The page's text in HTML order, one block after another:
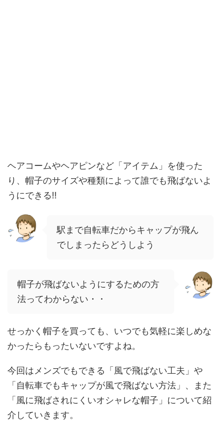
ヘアコームやヘアピンなど「アイテム」を使った
り、帽子のサイズや種類によって誰でも飛ばないよ
うにできる!!
駅まで自転車だからキャップが飛ん
でしまったらどうしよう
帽子が飛ばないようにするための方
法ってわからない・・
せっかく帽子を買っても、いつでも気軽に楽しめな
かったらもったいないですよね。
今回はメンズでもできる「風で飛ばない工夫」や
「自転車でもキャップが風で飛ばない方法」、また
「風に飛ばされにくいオシャレな帽子」について紹
介していきます。